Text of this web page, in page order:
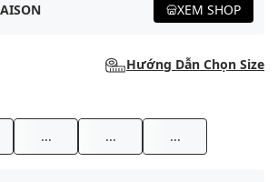
XEM SHOP
Hướng Dẫn Chọn Size
... ... ...